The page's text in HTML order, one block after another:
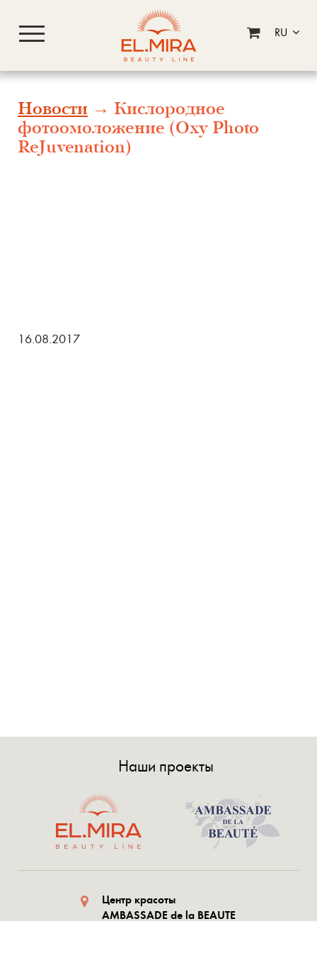
RU
Новости → Кислородное
фотоомоложение (Oxy Photo
ReJuvenation)
16.08.2017
Наши проекты
Центр красоты
AMBASSADE de la BEAUTE